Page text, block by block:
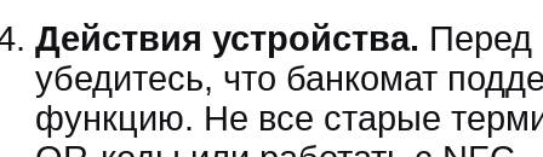
Действия устройства. Перед
убедитесь, что банкомат
функцию. Не все старые